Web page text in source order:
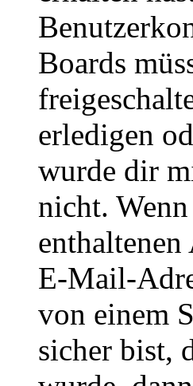
Boards
erledigen
wurde dir
nicht.
E-Mail-
von einem
sicher bist,